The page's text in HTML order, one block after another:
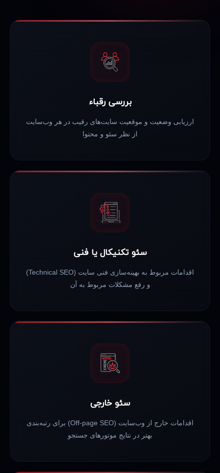
بررسی رقباء
ارزیابی وضعیت و موقعیت سایت‌های رقیب در هر وب‌سایت
از نظر سئو و محتوا
سئو تکنیکال یا فنی
اقدامات مربوط به بهینه‌سازی فنی سایت (Technical SEO)
و رفع مشکلات مربوط به آن
سئو خارجی
اقدامات خارج از وب‌سایت (Off-page SEO) برای رتبه‌بندی
بهتر در نتایج موتورهای جستجو